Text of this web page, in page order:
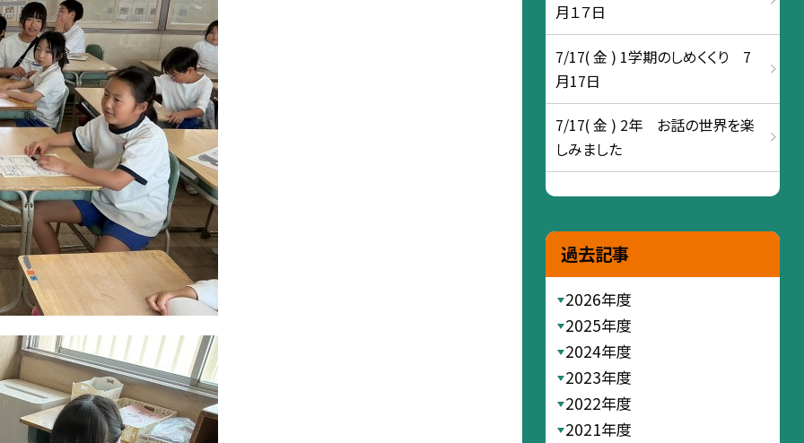
月１７日
7/17( 金 ) 1学期のしめくくり 7
月17日
7/17( 金 ) 2年 お話の世界を楽
しみました
過去記事
2026年度
2025年度
2024年度
2023年度
2022年度
2021年度